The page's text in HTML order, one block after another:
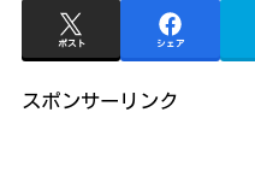
ポスト シェア
スポンサーリンク